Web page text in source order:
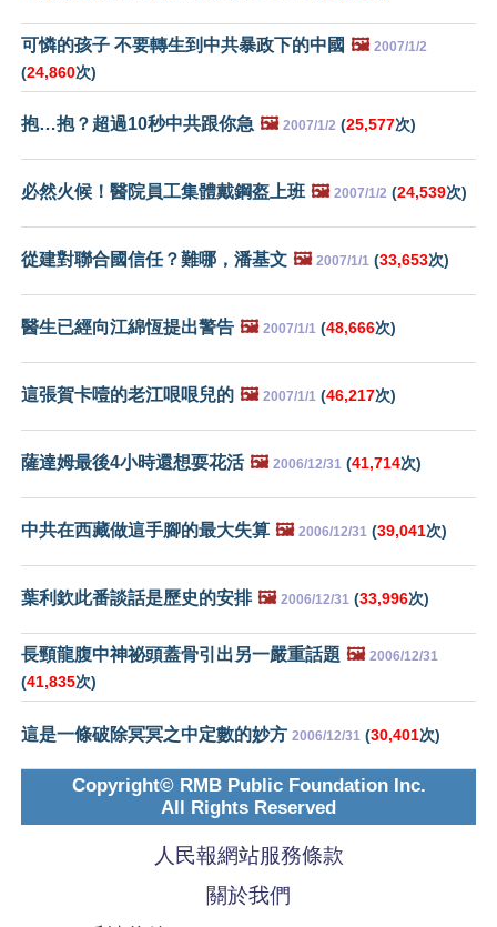
可憐的孩子 不要轉生到中共暴政下的中國 🖼️ 2007/1/2
(24,860次)
抱…抱？超過10秒中共跟你急 🖼️ 2007/1/2 (25,577次)
必然火候！醫院員工集體戴鋼盔上班 🖼️ 2007/1/2 (24,539次)
從建對聯合國信任？難哪，潘基文 🖼️ 2007/1/1 (33,653次)
醫生已經向江綿恆提出警告 🖼️ 2007/1/1 (48,666次)
這張賀卡噎的老江哏哏兒的 🖼️ 2007/1/1 (46,217次)
薩達姆最後4小時還想耍花活 🖼️ 2006/12/31 (41,714次)
中共在西藏做這手腳的最大失算 🖼️ 2006/12/31 (39,041次)
葉利欽此番談話是歷史的安排 🖼️ 2006/12/31 (33,996次)
長頸龍腹中神祕頭蓋骨引出另一嚴重話題 🖼️ 2006/12/31
(41,835次)
這是一條破除冥冥之中定數的妙方 2006/12/31 (30,401次)
Copyright© RMB Public Foundation Inc.
All Rights Reserved
人民報網站服務條款
關於我們